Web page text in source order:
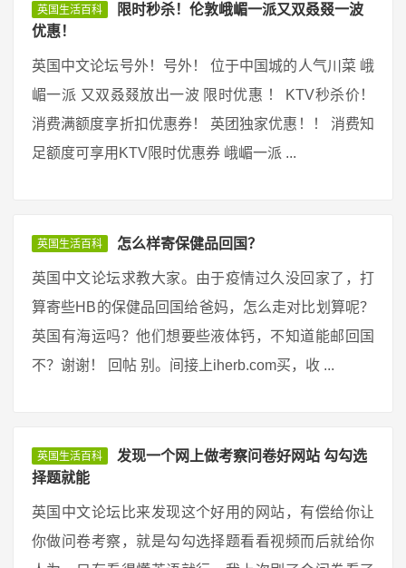
英国生活百科
限时秒杀！伦敦峨嵋一派又双叒叕一波
优惠！
英国中文论坛号外！号外！ 位于中国城的人气川菜 峨
嵋一派 又双叒叕放出一波 限时优惠 ！ KTV秒杀价！
消费满额度享折扣优惠券！ 英团独家优惠！！ 消费知
足额度可享用KTV限时优惠券 峨嵋一派 ...
英国生活百科 怎么样寄保健品回国？
英国中文论坛求教大家。由于疫情过久没回家了，打
算寄些HB的保健品回国给爸妈，怎么走对比划算呢？
英国有海运吗？他们想要些液体钙，不知道能邮回国
不？谢谢！ 回帖 别。间接上iherb.com买，收 ...
英国生活百科
发现一个网上做考察问卷好网站 勾勾选
择题就能
英国中文论坛比来发现这个好用的网站，有偿给你让
你做问卷考察，就是勾勾选择题看看视频而后就给你